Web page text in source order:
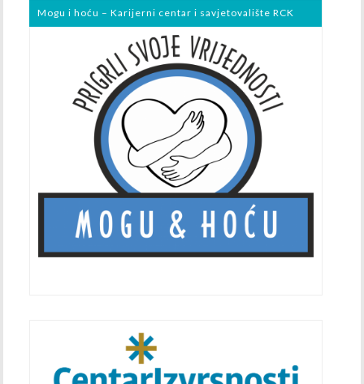
Mogu i hoću – Karijerni centar i savjetovalište RCK